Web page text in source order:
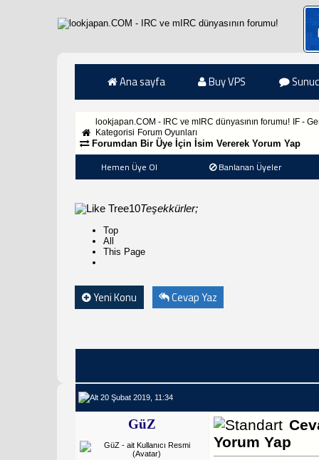
Ana sayfa Buy VPS
lookjapan.COM - IRC ve mIRC dünyasının forumu!
IF -
Kategorisi Forum Oyunları
Forumdan Bir Üye İçin İsim Vererek Yorum Yap
Hemen Üye Ol Banlanan Üyeler
10Teşekkürler;
Top
All
This Page
Yeni Konu Cevap Yaz
20 Şubat 2019, 11:34
GüZ
Yorum Yap